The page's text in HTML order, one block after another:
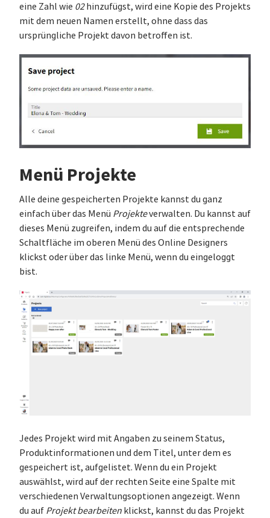
eine Zahl wie 02hinzufügst, wird eine Kopie des Projekts
mit dem neuen Namen erstellt, ohne dass das
ursprüngliche Projekt davon betroffen ist.
Menü Projekte
Alle deine gespeicherten Projekte kannst du ganz
einfach über das Menü Projekteverwalten. Du kannst auf
dieses Menü zugreifen, indem du auf die entsprechende
Schaltfläche im oberen Menü des Online Designers
klickst oder über das linke Menü, wenn du eingeloggt
bist.
Jedes Projekt wird mit Angaben zu seinem Status,
Produktinformationen und dem Titel, unter dem es
gespeichert ist, aufgelistet. Wenn du ein Projekt
auswählst, wird auf der rechten Seite eine Spalte mit
verschiedenen Verwaltungsoptionen angezeigt. Wenn
du auf Projekt bearbeiten klickst, kannst du das Projekt